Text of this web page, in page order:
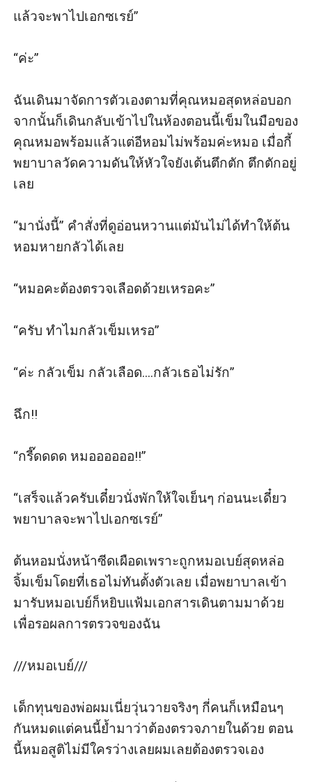
แล้วจะพาไปเอกซเรย์”
“ค่ะ”
ฉันเดินมาจัดการตัวเองตามที่คุณหมอสุดหล่อบอก
จากนั้นก็เดินกลับเข้าไปในห้องตอนนี้เข็มในมือของ
คุณหมอพร้อมแล้วแต่อีหอมไม่พร้อมค่ะหมอ เมื่อกี้
พยาบาลวัดความดันให้หัวใจยังเต้นตึกตัก ตึกตักอยู่
เลย
“มานั่งนี้” คำสั่งที่ดูอ่อนหวานแต่มันไม่ได้ทำให้ต้น
หอมหายกลัวได้เลย
“หมอคะต้องตรวจเลือดด้วยเหรอคะ”
“ครับ ทำไมกลัวเข็มเหรอ”
“ค่ะ กลัวเข็ม กลัวเลือด....กลัวเธอไม่รัก”
ฉึก!!
“กรี๊ดดดด หมออออออ!!”
“เสร็จแล้วครับเดี๋ยวนั่งพักให้ใจเย็นๆ ก่อนนะเดี๋ยว
พยาบาลจะพาไปเอกซเรย์”
ต้นหอมนั่งหน้าซีดเผือดเพราะถูกหมอเบย์สุดหล่อ
จิ้มเข็มโดยที่เธอไม่ทันตั้งตัวเลย เมื่อพยาบาลเข้า
มารับหมอเบย์ก็หยิบแฟ้มเอกสารเดินตามมาด้วย
เพื่อรอผลการตรวจของฉัน
///หมอเบย์///
เด็กทุนของพ่อผมเนี่ยวุ่นวายจริงๆ กี่คนก็เหมือนๆ
กันหมดแต่คนนี้ย้ำมาว่าต้องตรวจภายในด้วย ตอน
นี้หมอสูติไม่มีใครว่างเลยผมเลยต้องตรวจเอง